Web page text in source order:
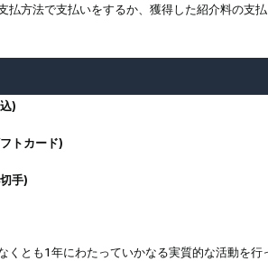
払方法で支払いをするか、獲得した紹介料の支
)
トカード)
手)
くとも1年にわたっていかなる実質的な活動を